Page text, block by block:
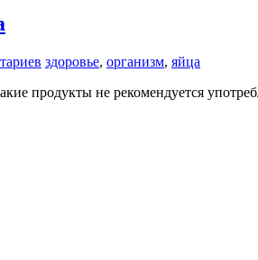
здоровье, организм, яйца
продукты не рекомендуется